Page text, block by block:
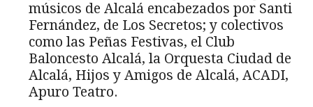
músicos de Alcalá encabezados por Santi
Fernández, de Los Secretos; y colectivos
como las Peñas Festivas, el Club
Baloncesto Alcalá, la Orquesta Ciudad de
Alcalá, Hijos y Amigos de Alcalá, ACADI,
Apuro Teatro.